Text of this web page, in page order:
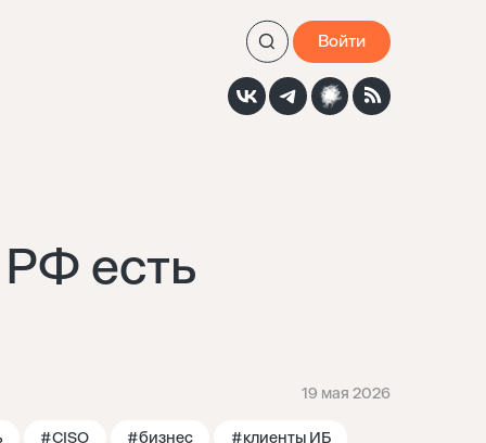
Войти
есть
19 мая 2026
#CISO #бизнес #клиенты ИБ